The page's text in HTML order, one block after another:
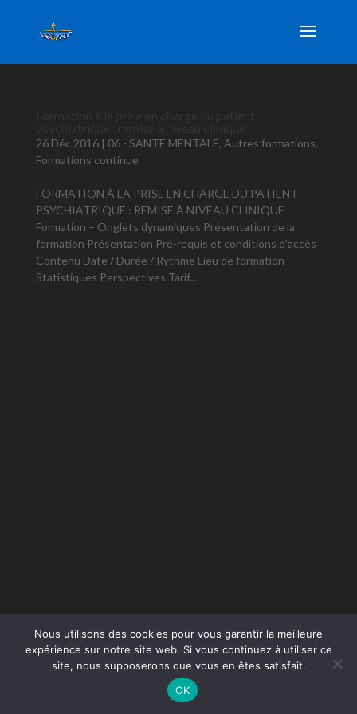
26 Déc 2016| 06 - SANTE MENTALE, Autres formations,
Formations continue
FORMATION À LA PRISE EN CHARGE DU PATIENT
PSYCHIATRIQUE : REMISE À NIVEAU CLINIQUE
Formation – Onglets dynamiques Présentation de la
formation Présentation Pré-requis et conditions d'accès
Contenu Date / Durée / Rythme Lieu de formation
Statistiques Perspectives Tarif...
Nous utilisons des cookies pour vous garantir la meilleure
expérience sur notre site web. Si vous continuez à utiliser ce
site, nous supposerons que vous en êtes satisfait.
OK